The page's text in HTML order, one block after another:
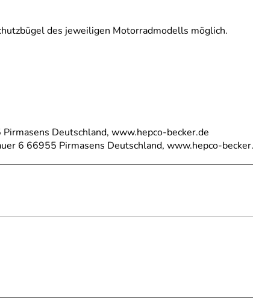
des jeweiligen Motorradmodells möglich.
Deutschland, www.hepco-becker.de
6 66955 Pirmasens Deutschland, www.hepco-